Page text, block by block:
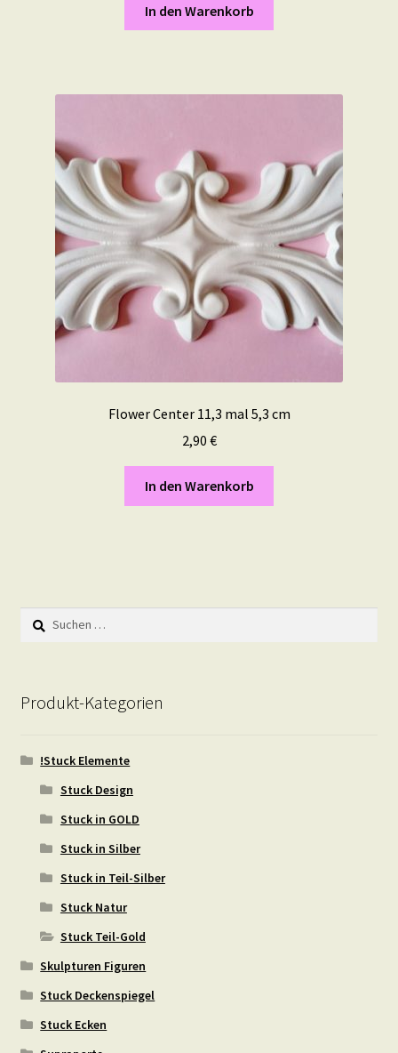
In den Warenkorb
Flower Center 11,3 mal 5,3 cm
2,90 €
In den Warenkorb
Suchen
nach:
Produkt-Kategorien
!Stuck Elemente
Stuck Design
Stuck in GOLD
Stuck in Silber
Stuck in Teil-Silber
Stuck Natur
Stuck Teil-Gold
Skulpturen Figuren
Stuck Deckenspiegel
Stuck Ecken